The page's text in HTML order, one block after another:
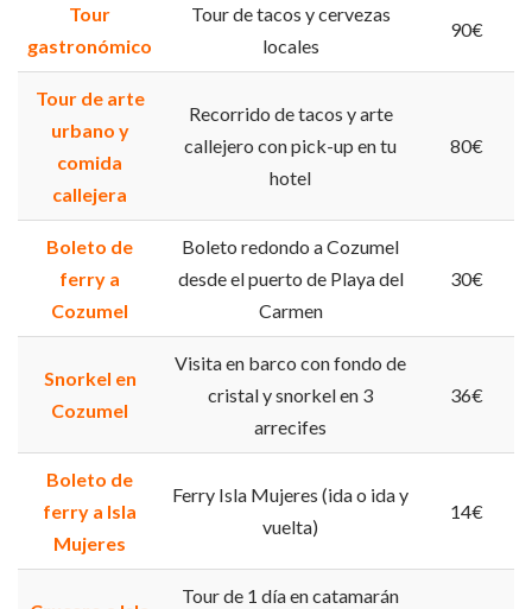
Tour
gastronómico
Tour de tacos y cervezas
locales
90€
Tour de arte
urbano y
comida
callejera
Recorrido de tacos y arte
callejero con pick-up en tu
hotel
80€
Boleto de
ferry a
Cozumel
Boleto redondo a Cozumel
desde el puerto de Playa del
Carmen
30€
Snorkel en
Cozumel
Visita en barco con fondo de
cristal y snorkel en 3
arrecifes
36€
Boleto de
ferry a Isla
Mujeres
Ferry Isla Mujeres (ida o ida y
vuelta)
14€
Tour de 1 día en catamarán